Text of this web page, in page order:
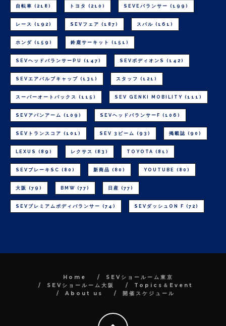
自転車 (218) トヨタ (210) SEVEバランサー (199)
レース (192) SEVフェア (187) スバル (161)
ホンダ (159) 鈴鹿サーキット (151)
SEVヘッドバランサーPU (147) SEVボディオンS (142)
SEVエアバルブキャップ (131) スタッフ (121)
スーパーオートバックス (115) SEV GENKI MOBILITY (111)
SEVアバンアーム (109) SEVヘッドバランサーF (106)
SEVトランスコア (101) SEV 3ビーム (93) 掲載誌 (90)
LEXUS (89) レクサス (83) TOYOTA (81)
SEVブレーキSC (80) 新商品 (80) YOUTUBE (80)
大阪 (79) BMW (77) 日産 (77)
SEVプレミアムボディバランサー (74) SEVダッシュON F (72)
Home
SEVショールーム東京
SEVショールーム大阪
Topics＆Event
About us
開催スケジュール